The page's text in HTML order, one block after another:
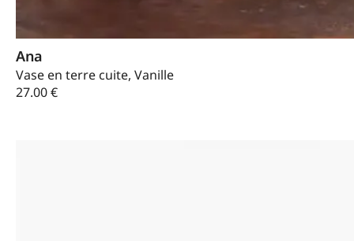
Ana
Vase en terre cuite, Vanille
27.00€